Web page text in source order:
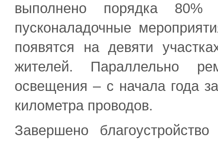
выполнено порядка 80%
пусконаладочные
появятся на девяти
жителей. Параллельно
освещения – с начала года
километра проводов.
Завершено